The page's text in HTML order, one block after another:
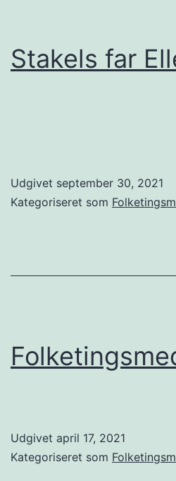
Stakels far
Udgivet september 30, 2021
Kategoriseret som
Udgivet april 17, 2021
Kategoriseret som